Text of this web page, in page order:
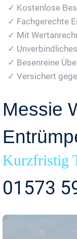
✓ Kostenlose
✓ Fachgerechte
✓ Mit
✓
✓ Besenreine
✓ Versichert
Messie
Kurzfristig
01573